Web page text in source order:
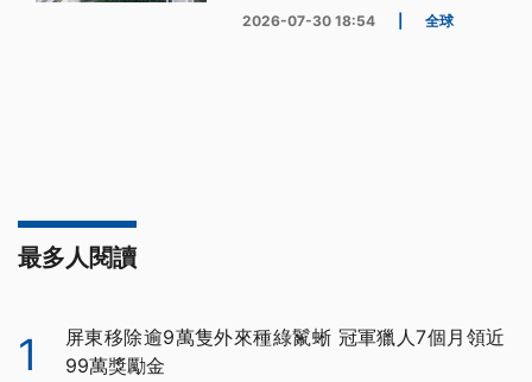
2026-07-30 18:54 全球
最多人閱讀
1
屏東移除逾9萬隻外來種綠鬣蜥 冠軍獵人7個月領近
99萬獎勵金